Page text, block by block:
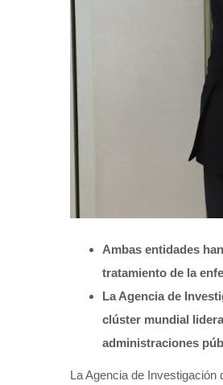
Ambas entidades
tratamiento de la
La Agencia de
clúster mundial
administraciones
La Agencia de